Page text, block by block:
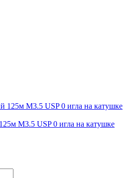
М3.5 USP 0 игла на катушке